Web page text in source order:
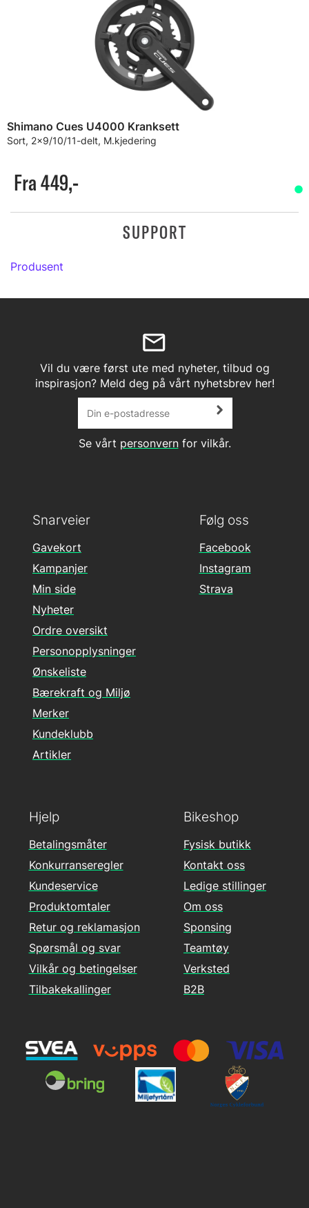
Shimano Cues U4000 Kranksett
Sort, 2x9/10/11-delt, M.kjedering
Fra 449,-
SUPPORT
Produsent
Vil du være først ute med nyheter, tilbud og
inspirasjon? Meld deg på vårt nyhetsbrev her!
Se vårt personvernfor vilkår.
Følg oss
Facebook
Instagram
Strava
Hjelp
Betalingsmåter
Konkurranseregler
Kundeservice
Produktomtaler
Retur og reklamasjon
Spørsmål og svar
Vilkår og betingelser
Tilbakekallinger
Snarveier
Gavekort
Kampanjer
Min side
Nyheter
Ordre oversikt
Personopplysninger
Ønskeliste
Bærekraft og Miljø
Merker
Kundeklubb
Artikler
Bikeshop
Fysisk butikk
Kontakt oss
Ledige stillinger
Om oss
Sponsing
Teamtøy
Verksted
B2B